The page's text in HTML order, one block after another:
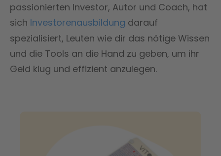
passionierten Investor, Autor und Coach, hat
sich Investorenausbildung darauf
spezialisiert, Leuten wie dir das nötige Wissen
und die Tools an die Hand zu geben, um ihr
Geld klug und effizient anzulegen.